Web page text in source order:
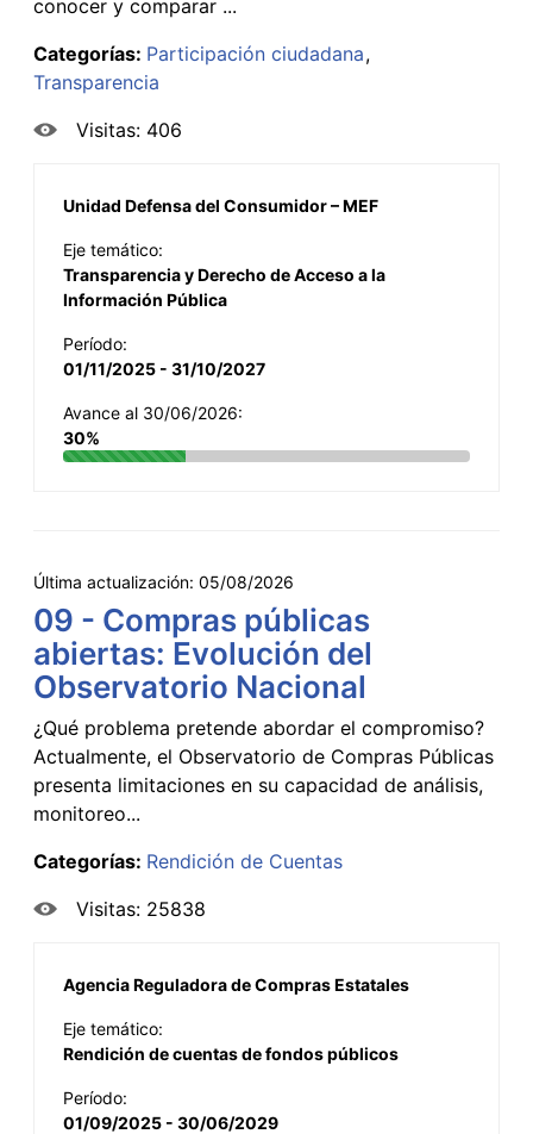
conocer y comparar ...
Categorías: Participación ciudadana
Transparencia
Visitas: 406
Unidad Defensa del Consumidor – MEF
Eje temático:
Transparencia y Derecho de Acceso a la
Información Pública
Período:
01/11/2025 - 31/10/2027
Avance al 30/06/2026:
30%
Última actualización: 05/08/2026
09 - Compras públicas
abiertas: Evolución del
Observatorio Nacional
¿Qué problema pretende abordar el compromiso?
Actualmente, el Observatorio de Compras Públicas
presenta limitaciones en su capacidad de análisis,
monitoreo...
Categorías: Rendición de Cuentas
Visitas: 25838
Agencia Reguladora de Compras Estatales
Eje temático:
Rendición de cuentas de fondos públicos
Período:
01/09/2025 - 30/06/2029